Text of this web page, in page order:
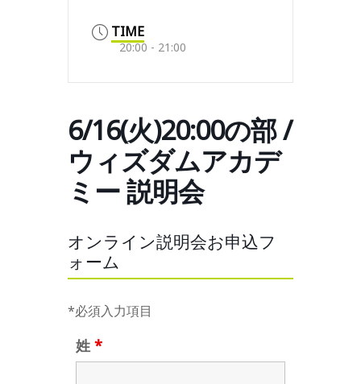
TIME
20:00 - 21:00
6/16(火)20:00の部 /
ウィズダムアカデ
ミー 説明会
オンライン説明会お申込フ
ォーム
*必須入力項目
姓 *